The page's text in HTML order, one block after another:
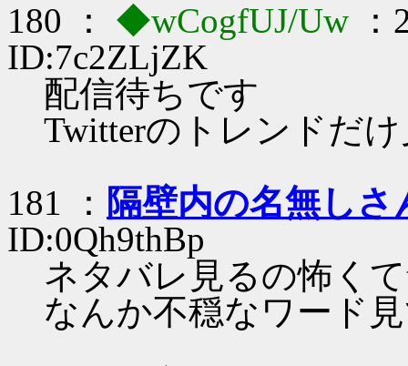
180 ：
◆wCogfUJ/Uw
ID:7c2ZLjZK
配信待ちです
Twitterのトレンドだ
181 ： 隔壁内の名無しさ
ID:0Qh9thBp
ネタバレ見るの怖く
なんか不穏なワード